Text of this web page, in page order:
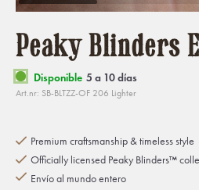
Peaky Blinders
Disponible 5 a 10 días
Art.nr: SB-BLTZZ-OF 206 Lighter
Premium craftsmanship & timeless style
Officially licensed Peaky Blinders™
Envío al mundo entero